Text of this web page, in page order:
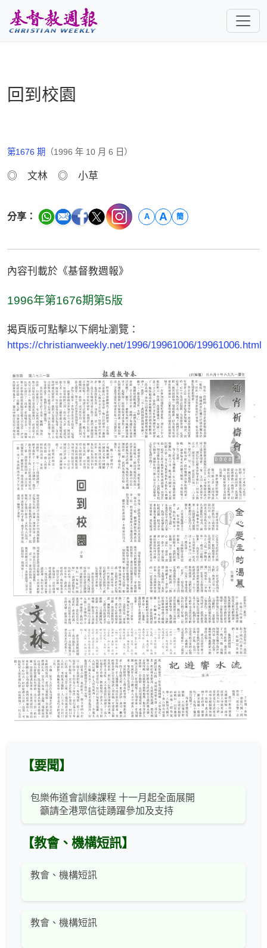
回到校園
第1676 期 （1996 年 10 月 6 日）
◎ 文林 ◎ 小草
分享： A A 簡
內容刊載於《基督教週報》
1996年第1676期第5版
揭頁版可點擊以下網址瀏覽：
https://christianweekly.net/1996/19961006/19961006.html
【要聞】
包樂佈道會訓練課程 十一月起全面展開
籲請全港眾信徒踴躍參加及支持
【教會、機構短訊】
教會、機構短訊
教會、機構短訊